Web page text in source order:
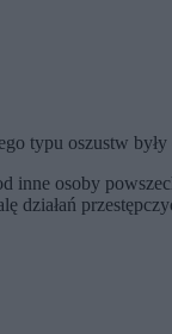
typu oszustw były
inne osoby
działań